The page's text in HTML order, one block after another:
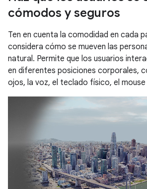
cómodos y seguros
Ten en cuenta la comodidad en cada
considera cómo se mueven las
natural. Permite que los usuarios
en diferentes posiciones corporales,
ojos, la voz, el teclado físico, el